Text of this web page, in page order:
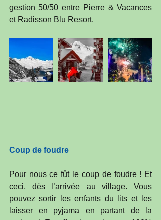
gestion 50/50 entre Pierre & Vacances
et Radisson Blu Resort.
Coup de foudre
Pour nous ce fût le coup de foudre ! Et
ceci, dès l’arrivée au village. Vous
pouvez sortir les enfants du lits et les
laisser en pyjama en partant de la